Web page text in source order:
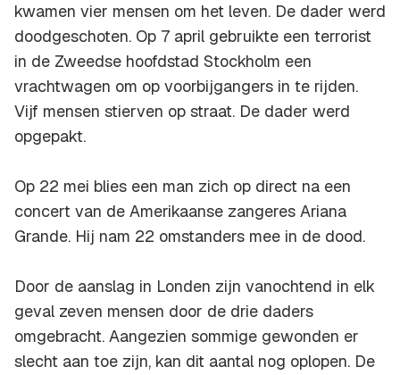
kwamen vier mensen om het leven. De dader werd
doodgeschoten. Op 7 april gebruikte een terrorist
in de Zweedse hoofdstad Stockholm een
vrachtwagen om op voorbijgangers in te rijden.
Vijf mensen stierven op straat. De dader werd
opgepakt.
Op 22 mei blies een man zich op direct na een
concert van de Amerikaanse zangeres Ariana
Grande. Hij nam 22 omstanders mee in de dood.
Door de aanslag in Londen zijn vanochtend in elk
geval zeven mensen door de drie daders
omgebracht. Aangezien sommige gewonden er
slecht aan toe zijn, kan dit aantal nog oplopen. De